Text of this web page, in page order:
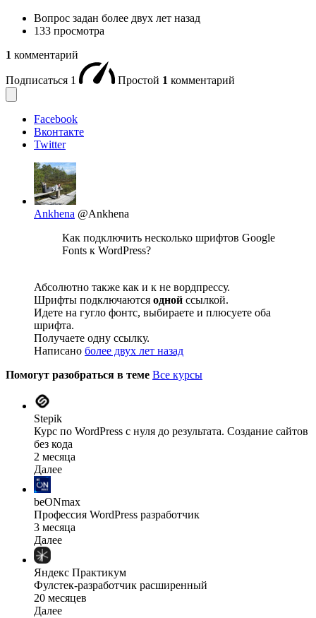
Вопрос задан более двух лет назад
133 просмотра
1 комментарий
Подписаться 1 Простой 1 комментарий
Facebook
Вконтакте
Twitter
Ankhena @Ankhena
Как подключить несколько шрифтов Google
Fonts к WordPress?
Абсолютно также как и к не вордпрессу.
Шрифты подключаются одной ссылкой.
Идете на гугло фонтс, выбираете и плюсуете оба
шрифта.
Получаете одну ссылку.
Написано более двух лет назад
Помогут разобраться в теме Все курсы
Stepik
Курс по WordPress с нуля до результата. Создание сайтов
без кода
2 месяца
Далее
beONmax
Профессия WordPress разработчик
3 месяца
Далее
Яндекс Практикум
Фулстек-разработчик расширенный
20 месяцев
Далее